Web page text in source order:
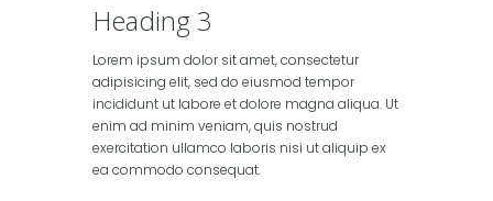
Heading 3
Lorem ipsum dolor sit amet, consectetur
adipisicing elit, sed do eiusmod tempor
incididunt ut labore et dolore magna aliqua. Ut
enim ad minim veniam, quis nostrud
exercitation ullamco laboris nisi ut aliquip ex
ea commodo consequat.